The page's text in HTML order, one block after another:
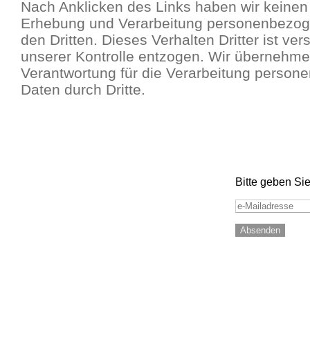
Bitte geben
Nach Anklicken des Links haben wir
Erhebung und Verarbeitung
den Dritten. Dieses Verhalten Dritter ist
unserer Kontrolle entzogen. Wir
Verantwortung für die Verarbeitung
Daten durch Dritte.